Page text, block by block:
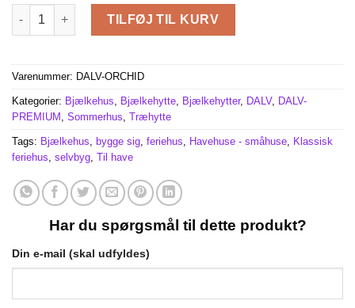
Orchidea 6 x 11.5 m, 68 mm antal
TILFØJ TIL KURV
Varenummer: DALV-ORCHID
Kategorier: Bjælkehus, Bjælkehytte, Bjælkehytter, DALV, DALV-
PREMIUM , Sommerhus, Træhytte
Tags: Bjælkehus, bygge sig, feriehus, Havehuse - småhuse, Klassisk
feriehus, selvbyg, Til have
Har du spørgsmål til dette produkt?
Din e-mail (skal udfyldes)